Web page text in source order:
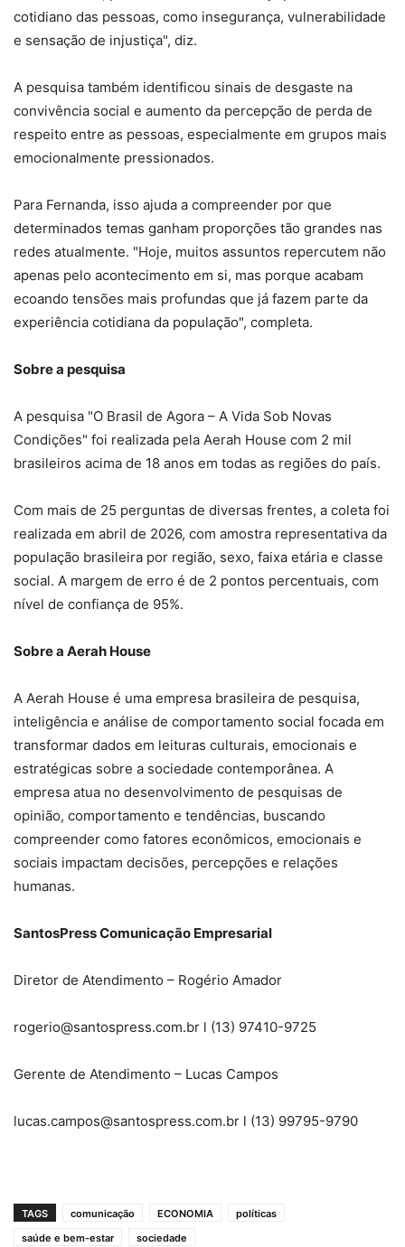
cotidiano das pessoas, como insegurança, vulnerabilidade
e sensação de injustiça", diz.
A pesquisa também identificou sinais de desgaste na
convivência social e aumento da percepção de perda de
respeito entre as pessoas, especialmente em grupos mais
emocionalmente pressionados.
Para Fernanda, isso ajuda a compreender por que
determinados temas ganham proporções tão grandes nas
redes atualmente. "Hoje, muitos assuntos repercutem não
apenas pelo acontecimento em si, mas porque acabam
ecoando tensões mais profundas que já fazem parte da
experiência cotidiana da população", completa.
Sobre a pesquisa
A pesquisa "O Brasil de Agora – A Vida Sob Novas
Condições" foi realizada pela Aerah House com 2 mil
brasileiros acima de 18 anos em todas as regiões do país.
Com mais de 25 perguntas de diversas frentes, a coleta foi
realizada em abril de 2026, com amostra representativa da
população brasileira por região, sexo, faixa etária e classe
social. A margem de erro é de 2 pontos percentuais, com
nível de confiança de 95%.
Sobre a Aerah House
A Aerah House é uma empresa brasileira de pesquisa,
inteligência e análise de comportamento social focada em
transformar dados em leituras culturais, emocionais e
estratégicas sobre a sociedade contemporânea. A
empresa atua no desenvolvimento de pesquisas de
opinião, comportamento e tendências, buscando
compreender como fatores econômicos, emocionais e
sociais impactam decisões, percepções e relações
humanas.
SantosPress Comunicação Empresarial
Diretor de Atendimento – Rogério Amador
rogerio@santospress.com.br l (13) 97410-9725
Gerente de Atendimento – Lucas Campos
lucas.campos@santospress.com.br l (13) 99795-9790
TAGS comunicação ECONOMIA
políticas
saúde e bem-estar
sociedade